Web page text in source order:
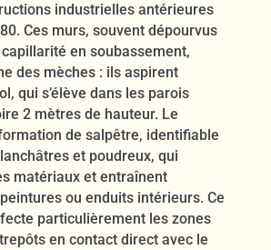
industrielles antérieures
Ces murs, souvent dépourvus
en soubassement,
des mèches : ils aspirent
qui s’élève dans les parois
2 mètres de hauteur. Le
de salpêtre, identifiable
et poudreux, qui
matériaux et entraînent
peintures ou enduits intérieurs. Ce
particulièrement les zones
en contact direct avec le